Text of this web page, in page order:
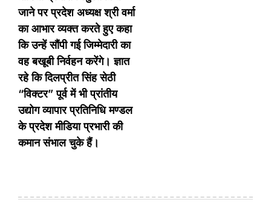
जाने पर प्रदेश अध्यक्ष श्री वर्मा
का आभार व्यक्त करते हुए कहा
कि उन्हें सौंपी गई जिम्मेदारी का
वह बखूबी निर्वहन करेंगे। ज्ञात
रहे कि दिलप्रीत सिंह सेठी
“विक्टर” पूर्व में भी प्रांतीय
उद्योग व्यापार प्रतिनिधि मण्डल
के प्रदेश मीडिया प्रभारी की
कमान संभाल चुके हैं।